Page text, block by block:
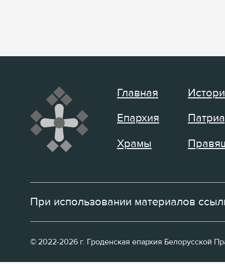
Главная
Епархия
Храмы
При использовании материалов
© 2022-2026 г. Гроденская епархия Белорусской